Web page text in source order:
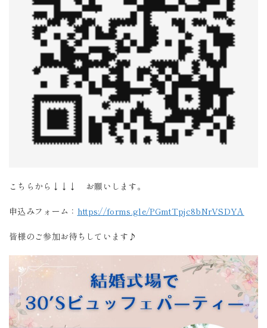
こちらから↓↓↓ お願いします。
申込みフォーム： https://forms.gle/PGmtTpjc8bNrVSDYA
皆様のご参加お待ちしています♪